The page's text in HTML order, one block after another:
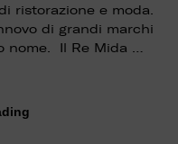
ristorazione e moda.
di grandi marchi
nome. Il Re Mida …